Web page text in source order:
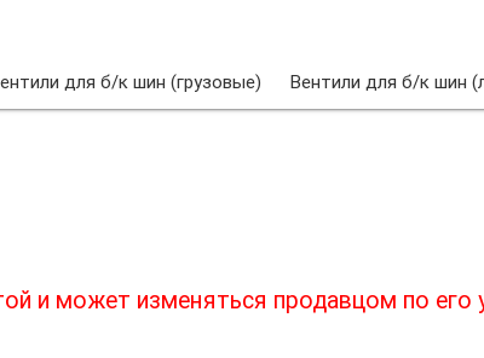
для б/к шин (грузовые) Вентили для б/к шин
и может изменяться продавцом по его